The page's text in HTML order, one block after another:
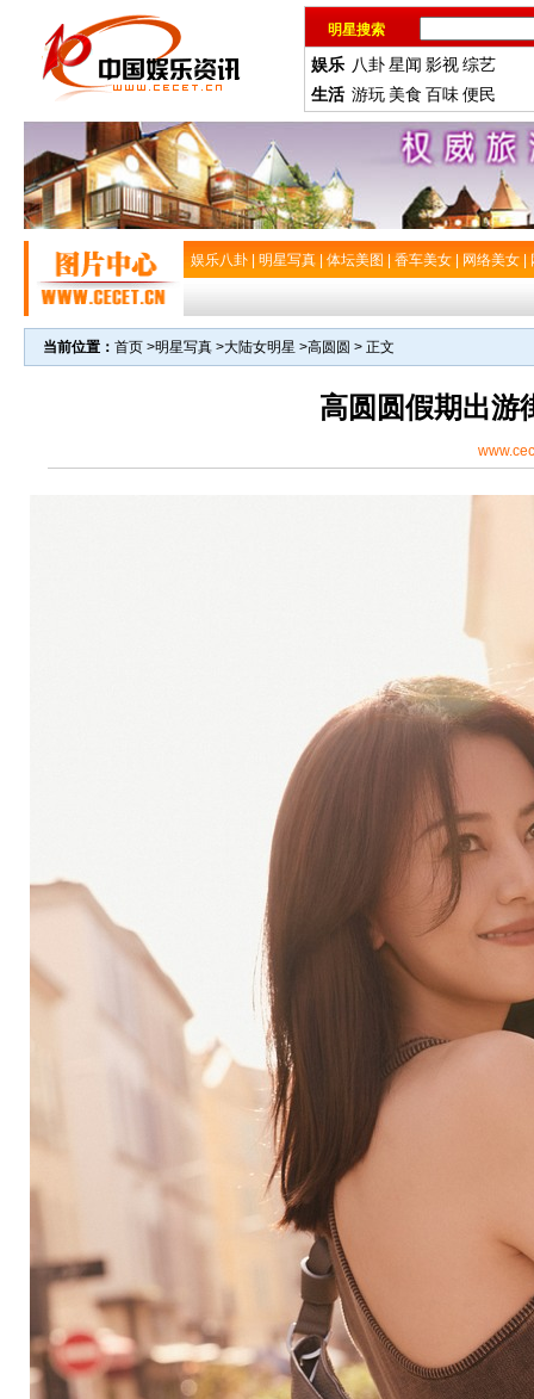
明星搜索
娱乐 八卦星闻 影视综艺
生活 游玩 美食 百味便民
娱乐八卦 明星写真 体坛美图 香车美女 网络美女
当前位置： 首页 >明星写真 >大陆女明星 >高圆圆 > 正文
高圆圆假期出游